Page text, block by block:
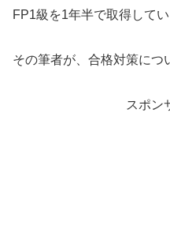
FP1級を1年半で取得してい
その筆者が、合格対策につ
スポン